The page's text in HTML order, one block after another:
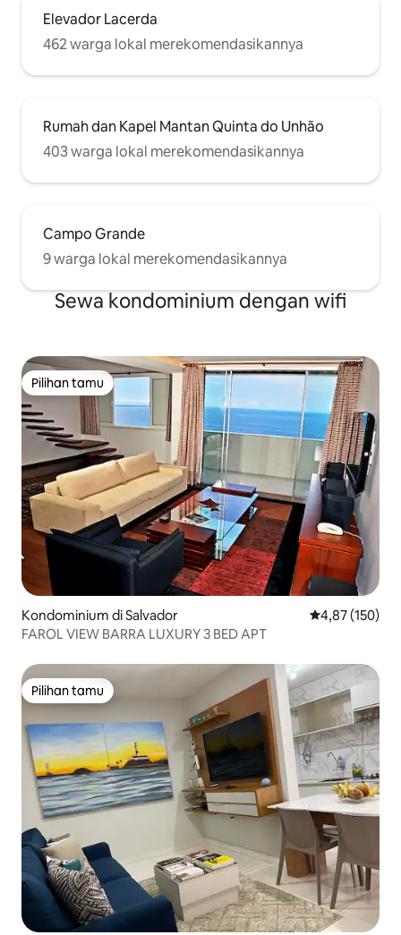
Elevador Lacerda
462 warga lokal merekomendasikannya
Rumah dan Kapel Mantan Quinta do Unhão
403 warga lokal merekomendasikannya
Campo Grande
9 warga lokal merekomendasikannya
Sewa kondominium dengan wifi
Pilihan tamu
Pilihan tamu
Kondominium di Salvador Nilai rata-rata
4,87 (150)
FAROL VIEW BARRA LUXURY 3 BED APT
Pilihan tamu
Pilihan tamu